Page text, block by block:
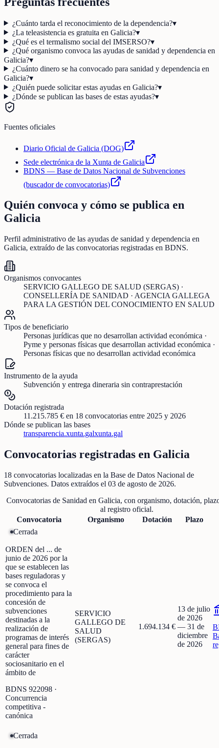
¿Cuánto tarda el reconocimiento de la dependencia?▾
¿La teleasistencia es gratuita en Galicia?▾
¿Qué es el termalismo social del IMSERSO?▾
¿Qué organismo convoca las ayudas de sanidad y dependencia en
Galicia?▾
¿Cuánto dinero se ha convocado para sanidad y dependencia en
Galicia?▾
¿Quién puede solicitar estas ayudas en Galicia?▾
¿Dónde se publican las bases de estas ayudas?▾
Fuentes oficiales
Diario Oficial de Galicia (DOG)
Sede electrónica de la Xunta de Galicia
BDNS — Base de Datos Nacional de Subvenciones
(buscador de convocatorias)
Quién convoca y cómo se publica en
Galicia
Perfil administrativo de las ayudas de sanidad y dependencia en
Galicia, extraído de las convocatorias registradas en BDNS.
Organismos convocantes
SERVICIO GALLEGO DE SALUD (SERGAS) ·
CONSELLERÍA DE SANIDAD · AGENCIA GALLEGA
PARA LA GESTIÓN DEL CONOCIMIENTO EN SALUD
Tipos de beneficiario
Personas jurídicas que no desarrollan actividad económica ·
Pyme y personas físicas que desarrollan actividad económica ·
Personas físicas que no desarrollan actividad económica
Instrumento de la ayuda
Subvención y entrega dineraria sin contraprestación
Dotación registrada
11.215.785 € en 18 convocatorias entre 2025 y 2026
Dónde se publican las bases
transparencia.xunta.galxunta.gal
Convocatorias registradas en Galicia
18 convocatorias localizadas en la Base de Datos Nacional de
Subvenciones. Datos extraídos el 03 de agosto de 2026.
Convocatorias de Sanidad en Galicia, con organismo, dotación,
al registro oficial.
Convocatoria
Organismo Dotación
Plazo
Cerrada
ORDEN del ... de
junio de 2026 por la
que se establecen las
bases reguladoras y
se convoca el
procedimiento para la
concesión de
subvenciones
destinadas a la
realización de
programas de interés
general para fines de
carácter
sociosanitario en el
ámbito de
BDNS 922098 ·
Concurrencia
competitiva -
canónica
SERVICIO
GALLEGO DE
SALUD
(SERGAS)
1.694.134 €
13 de julio
de 2026
— 31 de
diciembre
de 2026
Cerrada